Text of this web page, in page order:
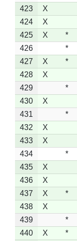
423
X
424
X
425
X *
426
*
427
X *
428
X
429
*
430
X
431
*
432
X
433
X
434
*
435
X
436
X
437
X *
438
X
439
*
440
X *